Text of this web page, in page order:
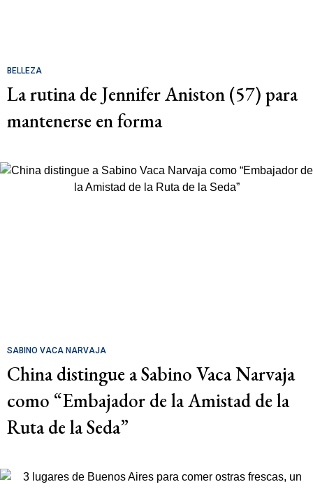
BELLEZA
La rutina de Jennifer Aniston (57) para
mantenerse en forma
SABINO VACA NARVAJA
China distingue a Sabino Vaca Narvaja
como “Embajador de la Amistad de la
Ruta de la Seda”